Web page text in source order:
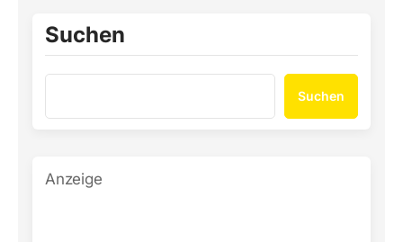
Suchen
Suchen
Anzeige